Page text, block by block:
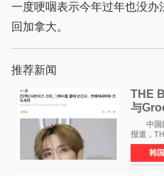
一度哽咽表示今年过年也没
回加拿大。
推荐新闻
THE
与
活动
中国娱
报道，
专属合约
Groovy
位实力派
韩